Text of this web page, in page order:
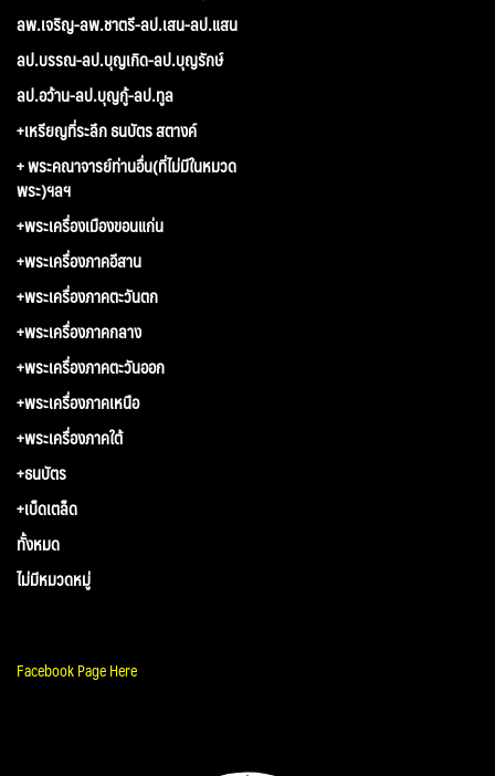
ลพ.เจริญ-ลพ.ชาตรี-ลป.เสน-ลป.แสน
ลป.บรรณ-ลป.บุญเกิด-ลป.บุญรักษ์
ลป.อว้าน-ลป.บุญกู้-ลป.ทูล
+เหรียญที่ระลึก ธนบัตร สตางค์
+ พระคณาจารย์ท่านอื่น(ที่ไม่มีในหมวด
พระ)ฯลฯ
+พระเครื่องเมืองขอนแก่น
+พระเครื่องภาคอีสาน
+พระเครื่องภาคตะวันตก
+พระเครื่องภาคกลาง
+พระเครื่องภาคตะวันออก
+พระเครื่องภาคเหนือ
+พระเครื่องภาคใต้
+ธนบัตร
+เบ็ดเตล็ด
ทั้งหมด
ไม่มีหมวดหมู่
Facebook Page Here